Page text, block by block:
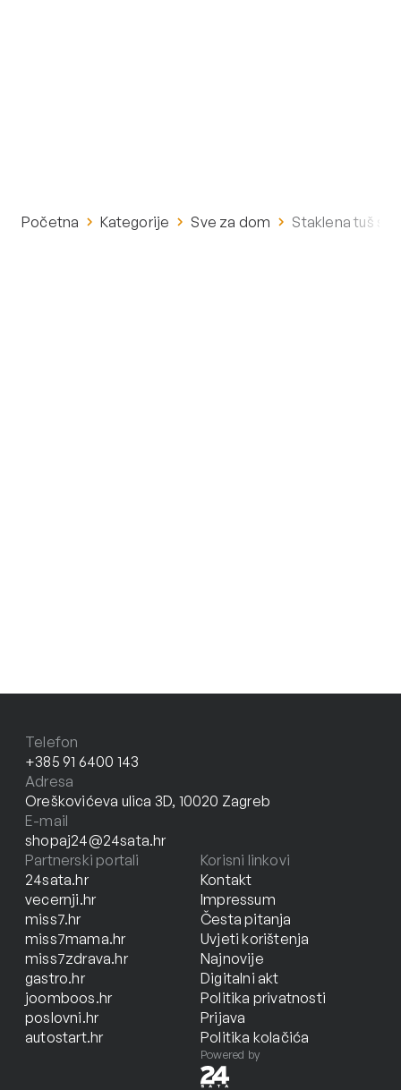
Početna Kategorije Sve za dom Staklena tuš
Telefon
+385 91 6400 143
Adresa
Oreškovićeva ulica 3D, 10020 Zagreb
E-mail
shopaj24@24sata.hr
Partnerski portali
24sata.hr
vecernji.hr
miss7.hr
miss7mama.hr
miss7zdrava.hr
gastro.hr
joomboos.hr
poslovni.hr
autostart.hr
Korisni linkovi
Kontakt
Impressum
Česta pitanja
Uvjeti korištenja
Najnovije
Digitalni akt
Politika privatnosti
Prijava
Politika kolačića
Powered by